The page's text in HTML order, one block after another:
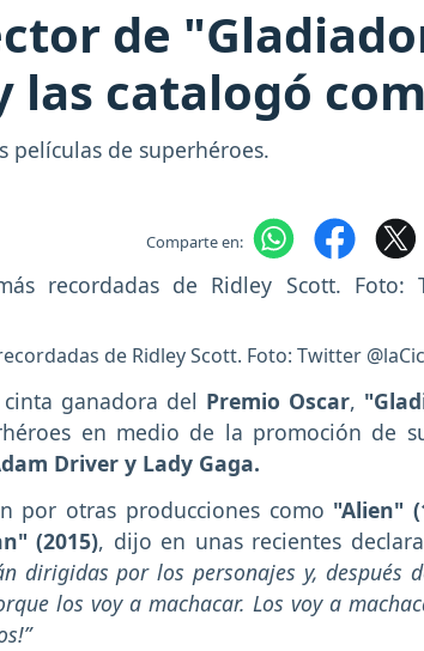
de
las catalogó
películas de superhéroes.
Comparte en:
de Ridley Scott. Foto: Twitter
ganadora del Premio Oscar,
en medio de la promoción de
Driver y Lady Gaga.
por otras producciones como "Alien"
(2015), dijo en unas recientes
dirigidas por los personajes y, después
los voy a machacar. Los voy a